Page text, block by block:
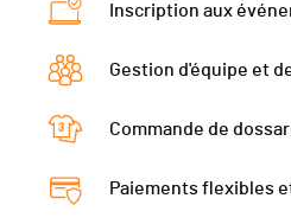
Inscription aux
Gestion d'équipe et
Commande de
Paiements flexibles